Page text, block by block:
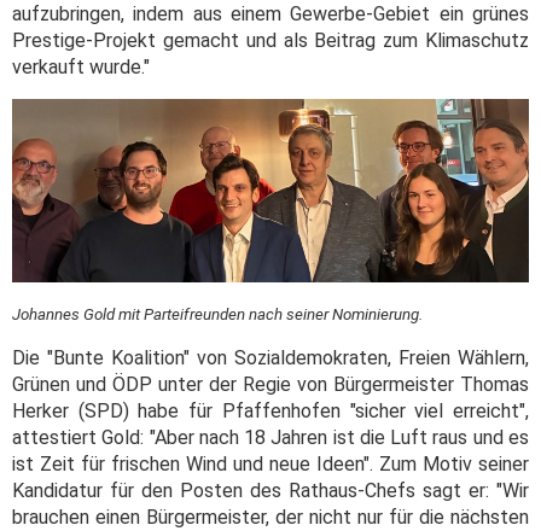
aufzubringen, indem aus einem Gewerbe-Gebiet ein grünes
Prestige-Projekt gemacht und als Beitrag zum Klimaschutz
verkauft wurde."
Johannes Gold mit Parteifreunden nach seiner Nominierung.
Die "Bunte Koalition" von Sozialdemokraten, Freien Wählern,
Grünen und ÖDP unter der Regie von Bürgermeister Thomas
Herker (SPD) habe für Pfaffenhofen "sicher viel erreicht",
attestiert Gold: "Aber nach 18 Jahren ist die Luft raus und es
ist Zeit für frischen Wind und neue Ideen". Zum Motiv seiner
Kandidatur für den Posten des Rathaus-Chefs sagt er: "Wir
brauchen einen Bürgermeister, der nicht nur für die nächsten